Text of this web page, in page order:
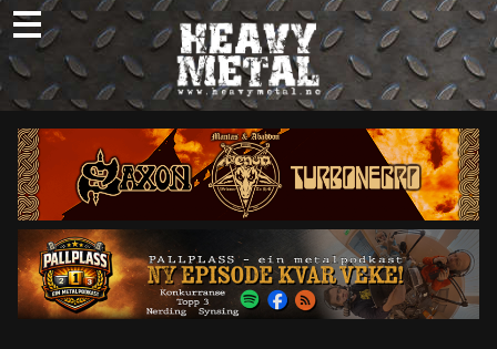
Skip
to
content
Nyheter
Omtaler
Intervjuer
Om oss
Abonner
Søk